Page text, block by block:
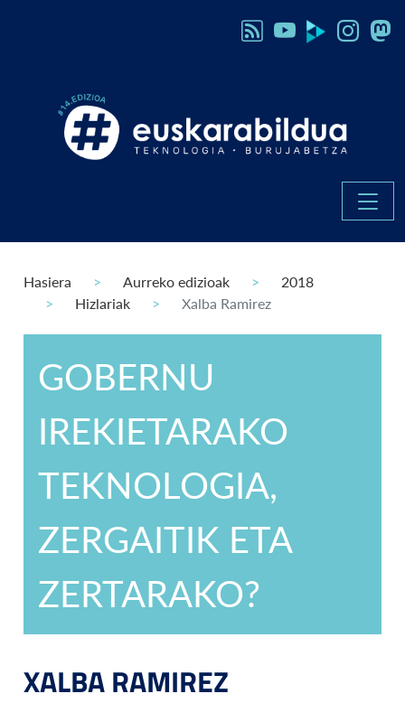
Hasiera Aurreko edizioak
2018
Hizlariak
Xalba Ramirez
GOBERNU
IREKIETARAKO
TEKNOLOGIA,
ZERGAITIK ETA
ZERTARAKO?
XALBA RAMIREZ